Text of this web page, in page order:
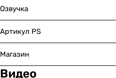
Озвучка
Артикул PS
Магазин
Видео